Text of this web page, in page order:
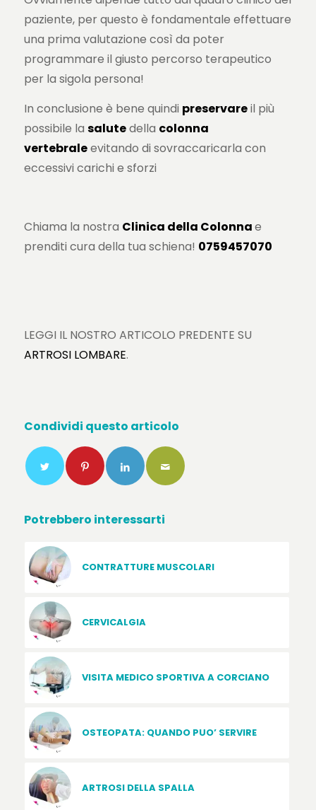
paziente, per questo è fondamentale effettuare
una prima valutazione così da poter
programmare il giusto percorso terapeutico
per la sigola persona!
In conclusione è bene quindi preservareil più
possibile la salutedella colonna
vertebraleevitando di sovraccaricarla con
eccessivi carichi e sforzi
Chiama la nostra Clinica della Colonnae
prenditi cura della tua schiena! 0759457070
LEGGI IL NOSTRO ARTICOLO PREDENTE SU
ARTROSI LOMBARE.
Condividi questo articolo
Potrebbero interessarti
CONTRATTURE MUSCOLARI
CERVICALGIA
VISITA MEDICO SPORTIVA A CORCIANO
OSTEOPATA: QUANDO PUO’ SERVIRE
ARTROSI DELLA SPALLA